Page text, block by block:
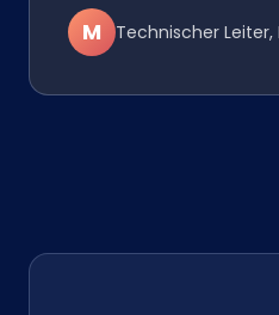
M Technischer